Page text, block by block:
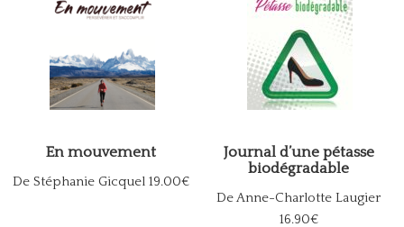
En mouvement
De Stéphanie Gicquel 19.00€
Journal d’une pétasse
biodégradable
De Anne-Charlotte Laugier
16.90€